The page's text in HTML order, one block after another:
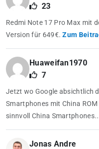
23
Redmi Note 17 Pro Max mit
Version für 649€.Zum
Huaweifan1970
7
Jetzt wo Google absichtlich
Smartphones mit China
sinnvoll China
Jonas Andre